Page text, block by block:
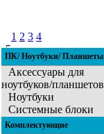
1 2 3 4
5
6 7 8
ПК/ Ноутбуки/ Планшеты
Аксессуары для
ноутбуков/планшетов
Ноутбуки
Системные блоки
Комплектующие